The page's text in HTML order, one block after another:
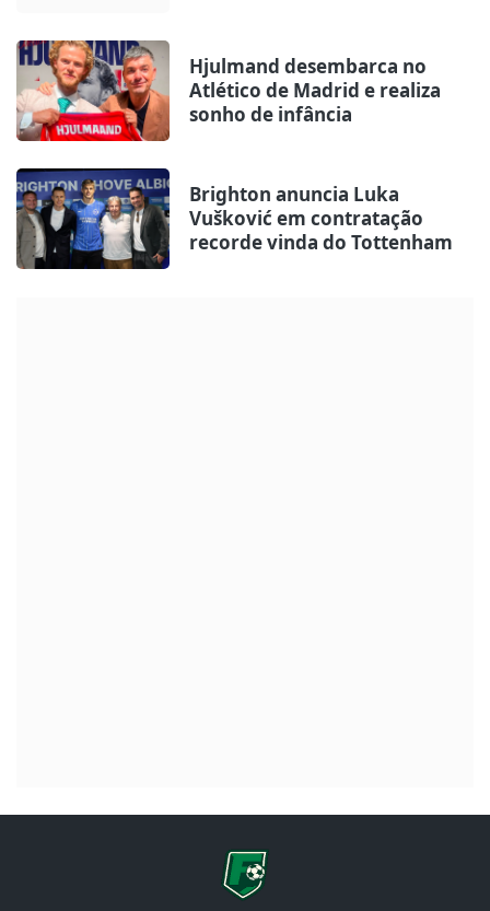
Hjulmand desembarca no
Atlético de Madrid e realiza
sonho de infância
Brighton anuncia Luka
Vušković em contratação
recorde vinda do Tottenham